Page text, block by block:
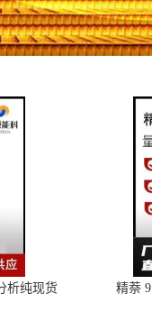
析纯现货 精萘